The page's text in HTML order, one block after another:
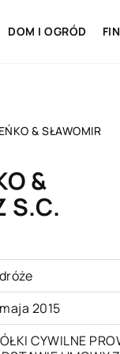
DOM I OGRÓD
& SŁAWOMIR
&
S.C.
2015
CYWILNE